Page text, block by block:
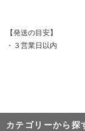
【発送の目安】
・３営業日以内
カテゴリーから探